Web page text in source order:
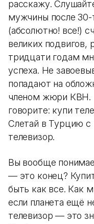
расскажу.
мужчины после
(абсолютно! все!)
великих подвигов,
тридцати годам
успеха. Не
попадают на
членом жюри
говорите: купи
Слетай в Турцию
телевизор.
Вы вообще
— это конец?
быть как все. Как
если планета ещё
телевизор — это